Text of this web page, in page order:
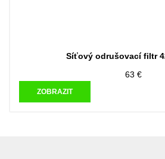
Síťový odrušovací filtr
63 €
ZOBRAZIT